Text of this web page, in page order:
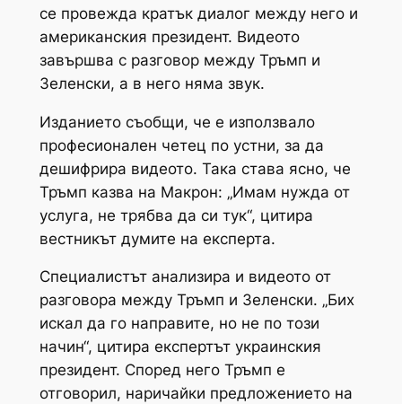
се провежда кратък диалог между него и
американския президент. Видеото
завършва с разговор между Тръмп и
Зеленски, а в него няма звук.
Изданието съобщи, че е използвало
професионален четец по устни, за да
дешифрира видеото. Така става ясно, че
Тръмп казва на Макрон: „Имам нужда от
услуга, не трябва да си тук“, цитира
вестникът думите на експерта.
Специалистът анализира и видеото от
разговора между Тръмп и Зеленски. „Бих
искал да го направите, но не по този
начин“, цитира експертът украинския
президент. Според него Тръмп е
отговорил, наричайки предложението на